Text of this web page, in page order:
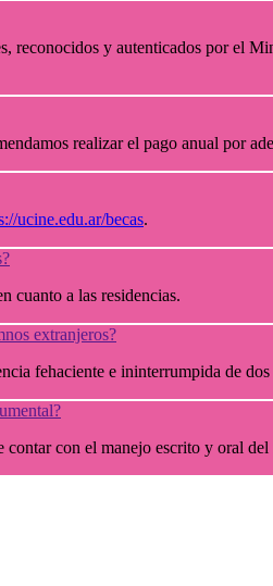
reconocidos y autenticados por el
realizar el pago anual por
ucine.edu.ar/becas.
cuanto a las residencias.
extranjeros?
fehaciente e ininterrumpida de
contar con el manejo escrito y oral